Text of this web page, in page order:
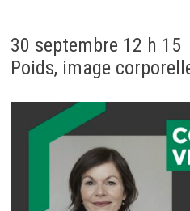
30 septembre 12 h 15
Poids, image